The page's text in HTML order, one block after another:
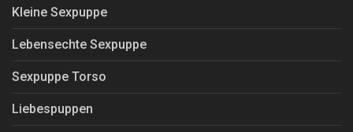
Kleine Sexpuppe
Lebensechte Sexpuppe
Sexpuppe Torso
Liebespuppen